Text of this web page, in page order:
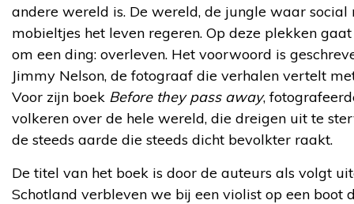
andere wereld is. De wereld, de jungle waar social
mobieltjes het leven regeren. Op deze plekken
om een ding: overleven. Het voorwoord is
Jimmy Nelson, de fotograaf die verhalen vertelt
Voor zijn boek Before they pass away,
volkeren over de hele wereld, die dreigen uit te
de steeds aarde die steeds dicht bevolkter raakt.
De titel van het boek is door de auteurs als volgt
Schotland verbleven we bij een violist op een boot